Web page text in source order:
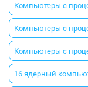
Компьютеры с
Компьютеры с
Компьютеры с
16 ядерный